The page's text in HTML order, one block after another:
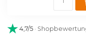
4,7/5 ·